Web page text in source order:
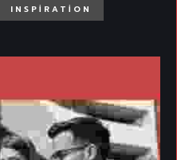
INSPIRATION